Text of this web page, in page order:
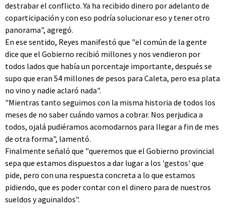
destrabar el conflicto. Ya ha recibido dinero por adelanto de
coparticipación y con eso podría solucionar eso y tener otro
panorama", agregó.
En ese sentido, Reyes manifestó que "el común de la gente
dice que el Gobierno recibió millones y nos vendieron por
todos lados que había un porcentaje importante, después se
supo que eran 54 millones de pesos para Caleta, pero esa plata
no vino y nadie aclaró nada".
"Mientras tanto seguimos con la misma historia de todos los
meses de no saber cuándo vamos a cobrar. Nos perjudica a
todos, ojalá pudiéramos acomodarnos para llegar a fin de mes
de otra forma", lamentó.
Finalmente señaló que "queremos que el Gobierno provincial
sepa que estamos dispuestos a dar lugar a los 'gestos' que
pide, pero con una respuesta concreta a lo que estamos
pidiendo, que es poder contar con el dinero para de nuestros
sueldos y aguinaldos".